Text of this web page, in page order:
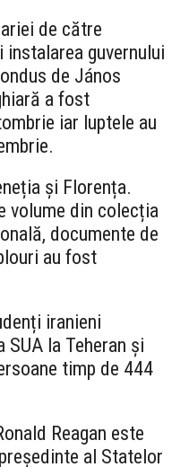
de către
guvernului
de János
a fost
iar luptele au
și Florența.
volume din colecția
documente de
au fost
iranieni
SUA la Teheran și
timp de 444
Reagan este
al Statelor